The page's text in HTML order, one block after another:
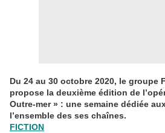
Du 24 au 30 octobre 2020, le groupe
propose la deuxième édition de
Outre-mer » : une semaine dédiée
l’ensemble des ses chaînes.
FICTION